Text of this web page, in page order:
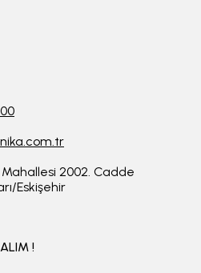
Mahallesi 2002. Cadde
Eskişehir
!